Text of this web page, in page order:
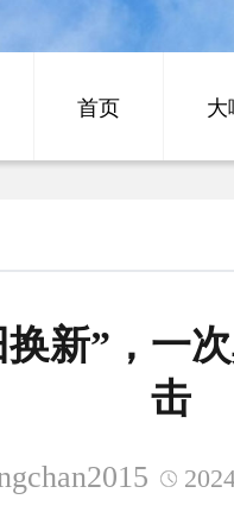
首页 大
新”，一
击